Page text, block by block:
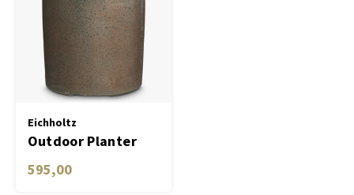
Eichholtz
Outdoor Planter
Verdon
595,00